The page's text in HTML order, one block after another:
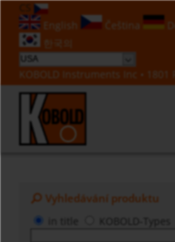
English
Čeština
한국의
KOBOLD Instruments Inc • 1801
Vyhledávání produktu
KOBOLD-Types